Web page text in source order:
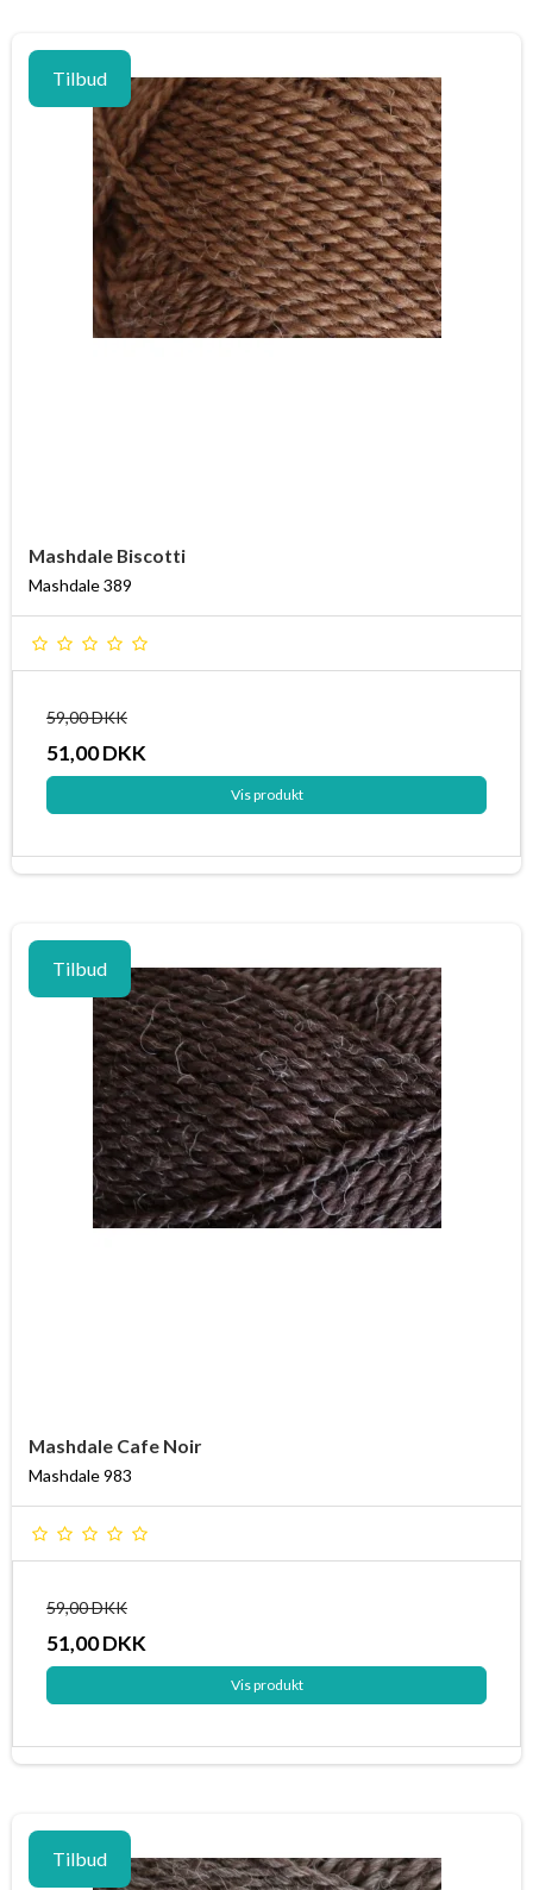
Tilbud
Mashdale Biscotti
Mashdale 389
59,00 DKK
51,00 DKK
Vis produkt
Tilbud
Mashdale Cafe Noir
Mashdale 983
59,00 DKK
51,00 DKK
Vis produkt
Tilbud